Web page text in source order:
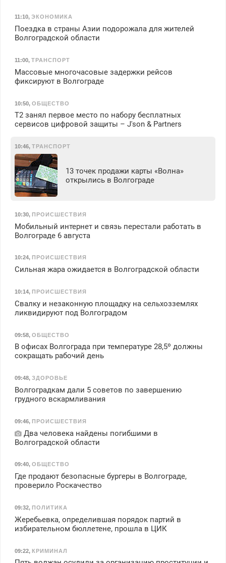
11:10, ЭКОНОМИКА
Поездка в страны Азии подорожала для жителей
Волгоградской области
11:00, ТРАНСПОРТ
Массовые многочасовые задержки рейсов
фиксируют в Волгограде
10:50, ОБЩЕСТВО
Т2 занял первое место по набору бесплатных
сервисов цифровой защиты – J'son & Partners
10:46, ТРАНСПОРТ
13 точек продажи карты «Волна»
открылись в Волгограде
10:30, ПРОИСШЕСТВИЯ
Мобильный интернет и связь перестали работать в
Волгограде 6 августа
10:24, ПРОИСШЕСТВИЯ
Сильная жара ожидается в Волгоградской области
10:14, ПРОИСШЕСТВИЯ
Свалку и незаконную площадку на сельхозземлях
ликвидируют под Волгоградом
09:58, ОБЩЕСТВО
В офисах Волгограда при температуре 28,5º должны
сокращать рабочий день
09:48, ЗДОРОВЬЕ
Волгоградкам дали 5 советов по завершению
грудного вскармливания
09:46, ПРОИСШЕСТВИЯ
Два человека найдены погибшими в
Волгоградской области
09:40, ОБЩЕСТВО
Где продают безопасные бургеры в Волгограде,
проверило Роскачество
09:32, ПОЛИТИКА
Жеребьевка, определившая порядок партий в
избирательном бюллетене, прошла в ЦИК
09:22, КРИМИНАЛ